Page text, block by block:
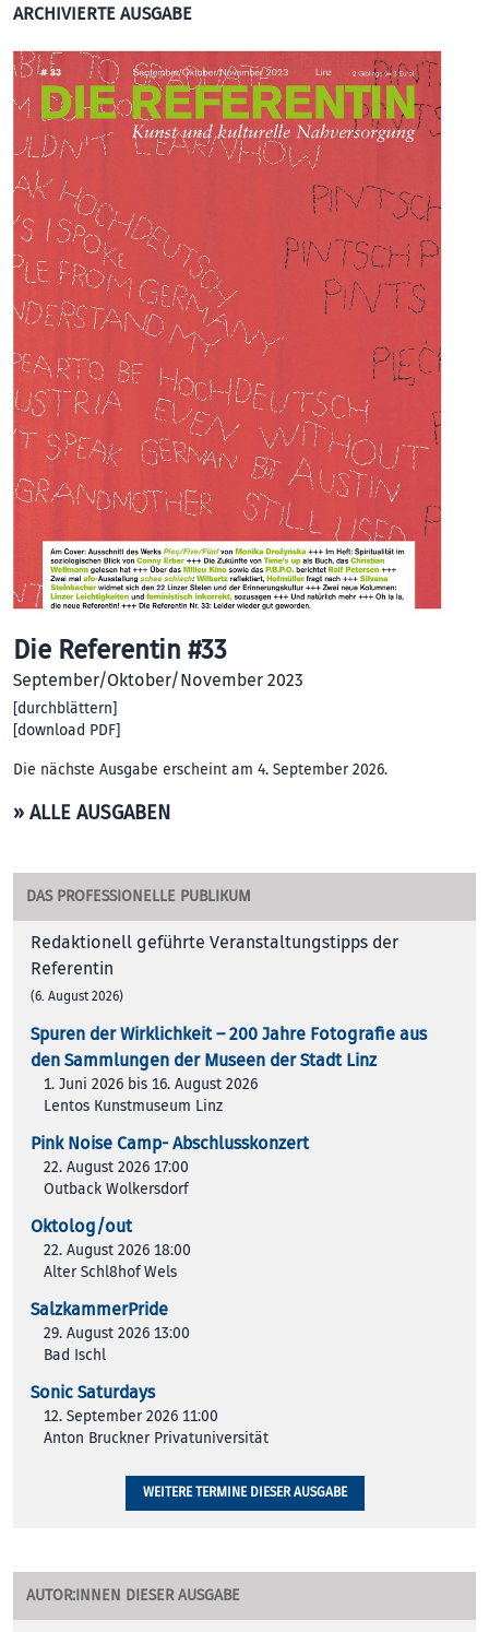
ARCHIVIERTE AUSGABE
Die Referentin #33
September/Oktober/November 2023
[durchblättern]
[download PDF]
Die nächste Ausgabe erscheint am 4. September 2026.
» ALLE AUSGABEN
DAS PROFESSIONELLE PUBLIKUM
Redaktionell geführte Veranstaltungstipps der
Referentin
(6. August 2026)
Spuren der Wirklichkeit – 200 Jah­re Foto­gra­fie aus
den Samm­lun­gen der Muse­en der Stadt Linz
1. Juni 2026 bis 16. August 2026
Lentos Kunstmuseum Linz
Pink Noise Camp- Abschlusskonzert
22. August 2026 17:00
Outback Wolkersdorf
Oktolog/out
22. August 2026 18:00
Alter Schl8hof Wels
SalzkammerPride
29. August 2026 13:00
Bad Ischl
Sonic Saturdays
12. September 2026 11:00
Anton Bruckner Privatuniversität
WEITERE TERMINE DIESER AUSGABE
AUTOR:INNEN DIESER AUSGABE